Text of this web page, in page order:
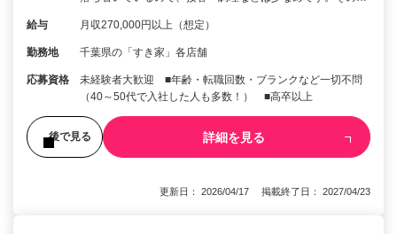
給与 月収270,000円以上（想定）
勤務地 千葉県の「すき家」各店舗
応募資格
未経験者大歓迎 ■年齢・転職回数・ブランクなど一切不問
（40～50代で入社した人も多数！） ■高卒以上
後で見る 詳細を見る
更新日： 2026/04/17 掲載終了日： 2027/04/23